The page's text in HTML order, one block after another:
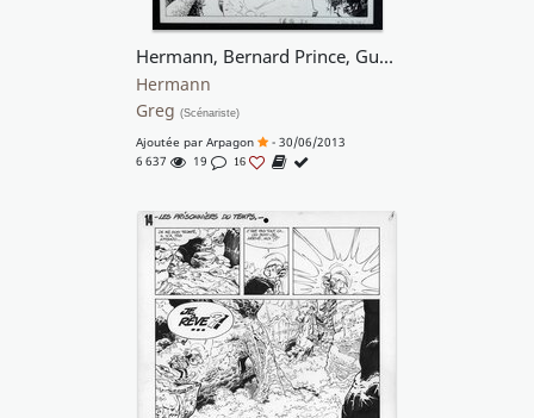
Hermann, Bernard Prince, Guérilla pour un fantôme
Hermann
Greg (Scénariste)
Ajoutée par Arpagon
- 30/06/2013
6 637
19 16